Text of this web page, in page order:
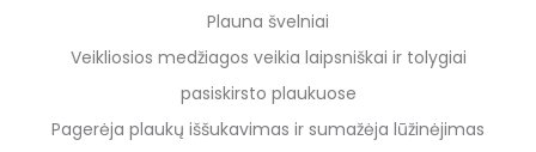
Plauna švelniai
Veikliosios medžiagos veikia laipsniškai ir tolygiai
pasiskirsto plaukuose
Pagerėja plaukų iššukavimas ir sumažėja lūžinėjimas